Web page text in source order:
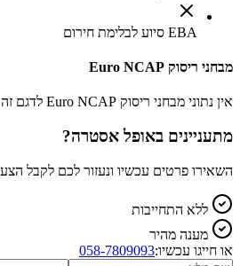
EBA סיוע לבלימת חירום
מבחני ריסוק Euro NCAP
אין נתוני מבחני ריסוק Euro NCAP לדגם זה
מתעניינים באופל אסטרה?
השאירו פרטים עכשיו ונעזור לכם לקבל
ללא התחייבות
מענה מהיר
או חייגו עכשיו:058-7809093